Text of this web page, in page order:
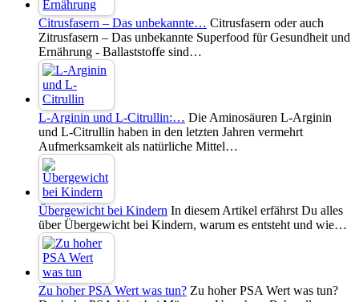
Citrusfasern – Das unbekannte… Citrusfasern oder auch
Zitrusfasern – Das unbekannte Superfood für Gesundheit und
Ernährung - Ballaststoffe sind…
L-Arginin und L-Citrullin:… Die Aminosäuren L-Arginin
und L-Citrullin haben in den letzten Jahren vermehrt
Aufmerksamkeit als natürliche Mittel…
Übergewicht bei Kindern In diesem Artikel erfährst Du alles
über Übergewicht bei Kindern, warum es entsteht und wie…
Zu hoher PSA Wert was tun? Zu hoher PSA Wert was tun?